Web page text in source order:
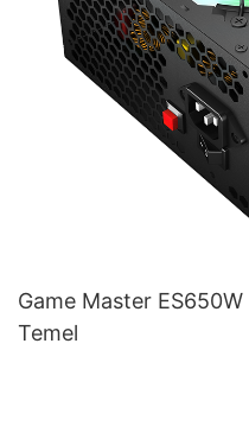
Game Master ES650W
Temel